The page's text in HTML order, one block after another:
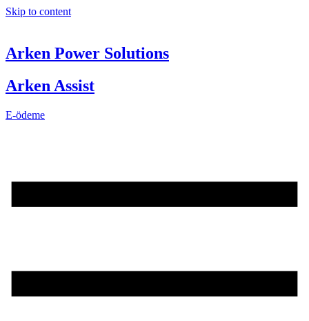
Skip to content
Arken Power Solutions
Arken Assist
E-ödeme